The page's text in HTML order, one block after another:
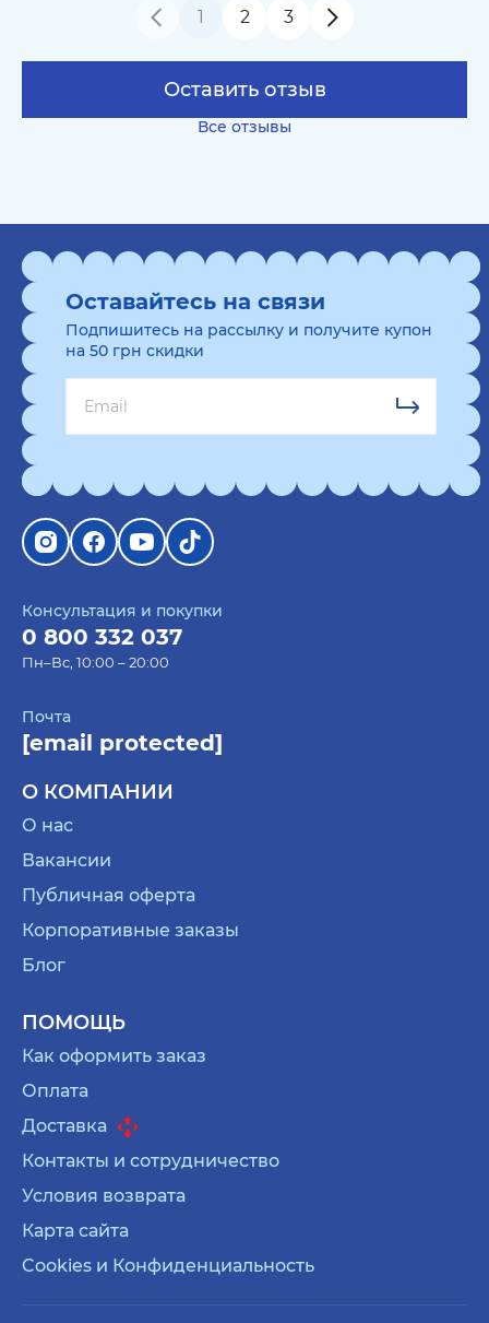
Все отзывы
Оставить отзыв
1 2 3
Консультация и покупки
0 800 332 037
Пн–Вс, 10:00 – 20:00
Почта
[email protected]
О КОМПАНИИ
О нас
Вакансии
Публичная оферта
Корпоративные заказы
Блог
ПОМОЩЬ
Как оформить заказ
Оплата
Доставка
Контакты и сотрудничество
Условия возврата
Карта сайта
Cookies и Конфиденциальность
Оставайтесь на связи
Подпишитесь на рассылку и получите купон
на 50 грн скидки